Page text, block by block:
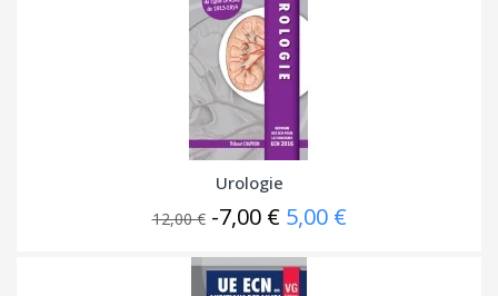
Urologie
12,00 € -7,00 € 5,00 €